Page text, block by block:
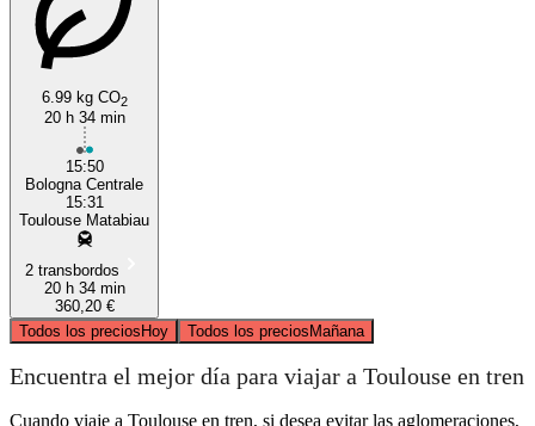
Toulouse
6.99 kg CO2
20 h 34 min
15:50
Bologna Centrale
15:31
Toulouse Matabiau
2 transbordos
20 h 34 min
360,20 €
Todos los preciosHoy Todos los preciosMañana
Encuentra el mejor día para viajar a Toulouse en tren
Cuando viaje a Toulouse en tren, si desea evitar las aglomeraciones,